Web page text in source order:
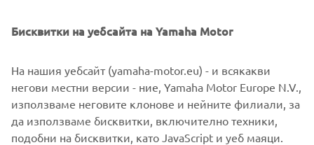
Monitoring and control of the fleet in real time is now far
everything from the scheduling of rounds and speed of
play, to maintenance and security.
Бисквитки на уебсайта на Yamaha Motor
На нашия уебсайт (yamaha-motor.eu) - и всякакви
негови местни версии - ние, Yamaha Motor Europe N.V.,
използваме неговите клонове и нейните филиали, за
да използваме бисквитки, включително техники,
подобни на бисквитки, като JavaScript и уеб маяци.